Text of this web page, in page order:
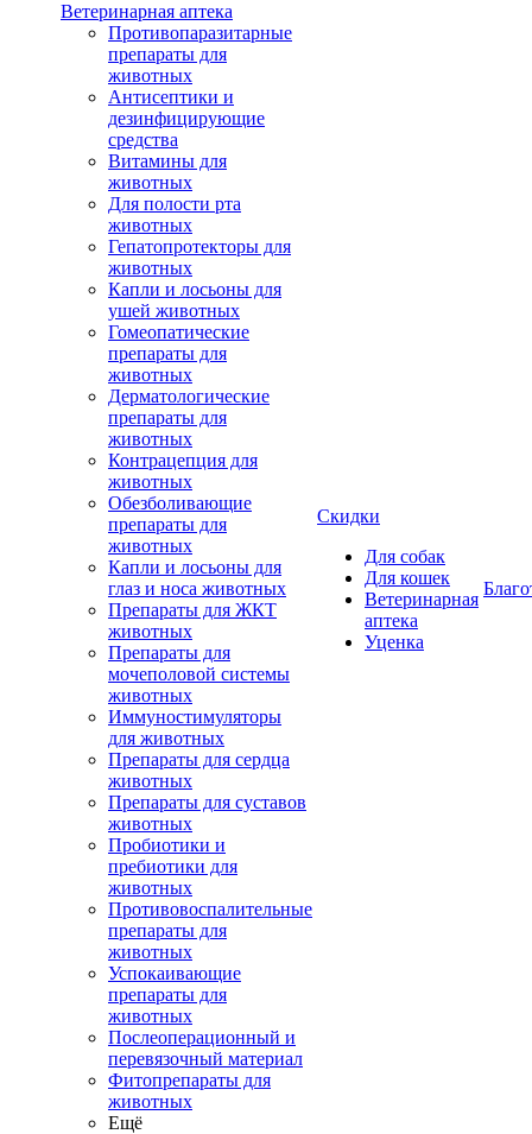
Ветеринарная аптека
Противопаразитарные
препараты для
животных
Антисептики и
дезинфицирующие
средства
Витамины для
животных
Для полости рта
животных
Гепатопротекторы для
животных
Капли и лосьоны для
ушей животных
Гомеопатические
препараты для
животных
Дерматологические
препараты для
животных
Контрацепция для
животных
Обезболивающие
препараты для
животных
Капли и лосьоны для
глаз и носа животных
Препараты для ЖКТ
животных
Препараты для
мочеполовой системы
животных
Иммуностимуляторы
для животных
Препараты для сердца
животных
Препараты для суставов
животных
Пробиотики и
пребиотики для
животных
Противовоспалительные
препараты для
животных
Успокаивающие
препараты для
животных
Послеоперационный и
перевязочный материал
Фитопрепараты для
животных
Ещё
Скидки
Для собак
Для кошек
Ветеринарная
аптека
Уценка